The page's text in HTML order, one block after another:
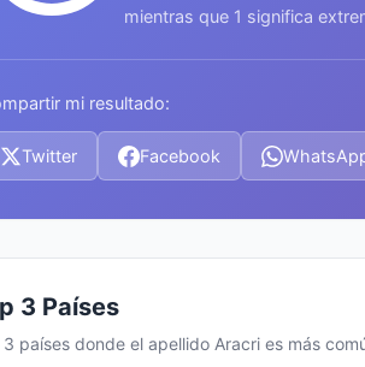
mientras que 1 significa
mi resultado:
Twitter Facebook
3 Países
3 países donde el apellido Aracri es más